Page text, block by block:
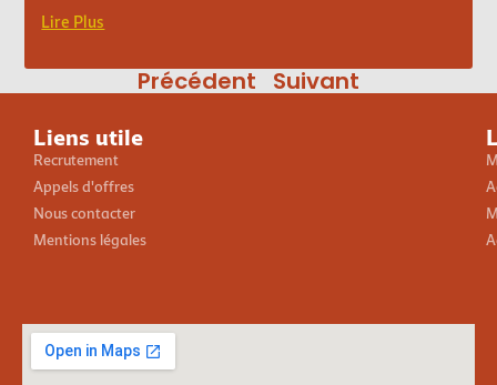
Lire Plus
Précédent Suivant
Liens utile
Recrutement
Appels d'offres
Nous contacter
Mentions légales